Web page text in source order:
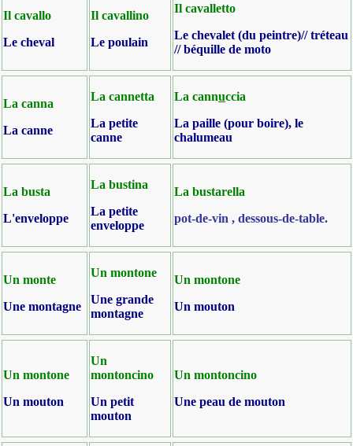
Il cavallo
Le cheval
Il cavallino
Le poulain
Il cavalletto
Le chevalet (du peintre)// tréteau
// béquille de moto
La canna
La canne
La cannetta
La petite
canne
La cannuccia
La paille (pour boire), le
chalumeau
La busta
L'enveloppe
La bustina
La petite
enveloppe
La bustarella
pot-de-vin , dessous-de-table.
Un monte
Une montagne
Un montone
Une grande
montagne
Un montone
Un mouton
Un montone
Un mouton
Un
montoncino
Un petit
mouton
Un montoncino
Une peau de mouton